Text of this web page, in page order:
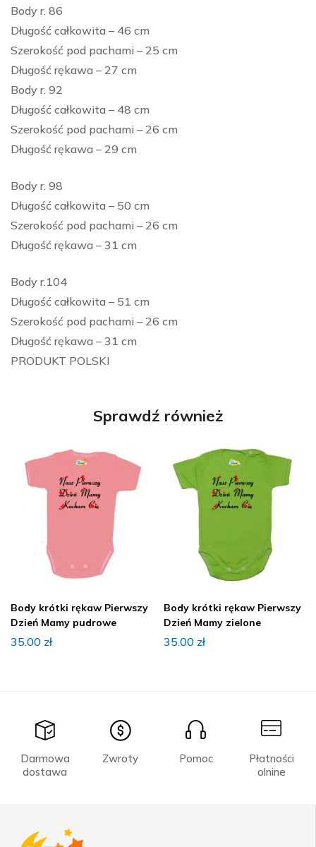
Body r. 86
Długość całkowita – 46 cm
Szerokość pod pachami – 25 cm
Długość rękawa – 27 cm
Body r. 92
Długość całkowita – 48 cm
Szerokość pod pachami – 26 cm
Długość rękawa – 29 cm
Body r. 98
Długość całkowita – 50 cm
Szerokość pod pachami – 26 cm
Długość rękawa – 31 cm
Body r.104
Długość całkowita – 51 cm
Szerokość pod pachami – 26 cm
Długość rękawa – 31 cm
PRODUKT POLSKI
Sprawdź również
Body krótki rękaw Pierwszy
Dzień Mamy pudrowe
35.00 zł
Body krótki rękaw Pierwszy
Dzień Mamy zielone
35.00 zł
Darmowa
dostawa
Zwroty Pomoc
Płatności
olnine